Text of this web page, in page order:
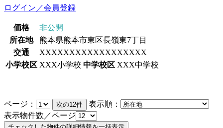
ログイン／会員登録
価格
非公開
所在地
熊本県熊本市東区長嶺東7丁目
交通
XXXXXXXXXXXXXXXXXX
小学校区 XXX小学校 中学校区 XXX中学校
ページ：
表示順：
表示物件数／ページ